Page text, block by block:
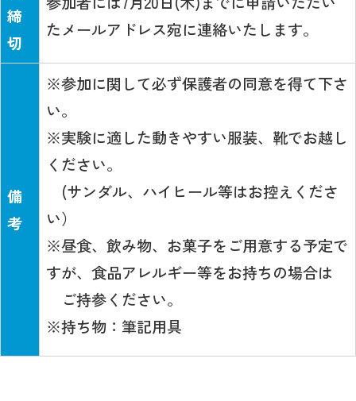
締
切
たメールアドレス宛に連絡いたします。
備
考
※参加に関して必ず保護者の同意を得て下さ
い。
※実験に適した動きやすい服装、靴でお越し
ください。
(サンダル、ハイヒール等はお控えくださ
い）
※昼食、飲み物、お菓子をご用意する予定で
すが、食品アレルギー等をお持ちの場合は
ご持参ください。
※持ち物：筆記用具